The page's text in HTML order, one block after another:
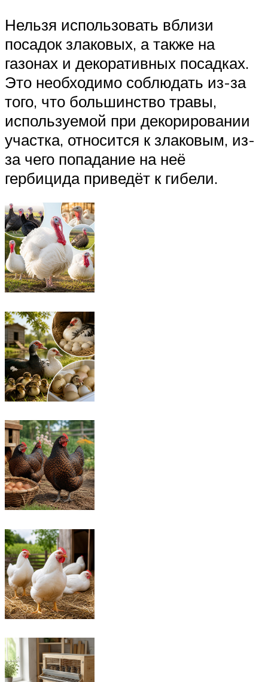
Нельзя использовать вблизи
посадок злаковых, а также на
газонах и декоративных посадках.
Это необходимо соблюдать из-за
того, что большинство травы,
используемой при декорировании
участка, относится к злаковым, из-
за чего попадание на неё
гербицида приведёт к гибели.